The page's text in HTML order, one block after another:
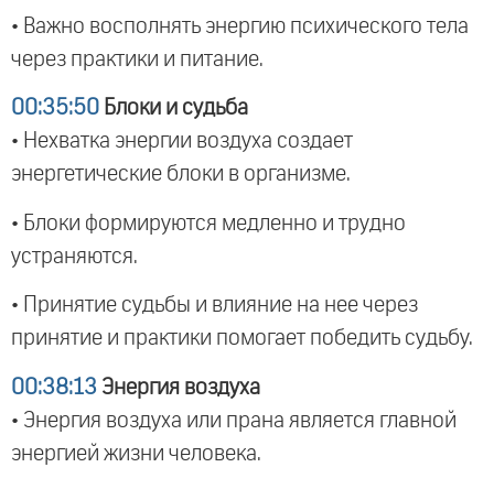
• Важно восполнять энергию психического тела
через практики и питание.
00:35:50 Блоки и судьба
• Нехватка энергии воздуха создает
энергетические блоки в организме.
• Блоки формируются медленно и трудно
устраняются.
• Принятие судьбы и влияние на нее через
принятие и практики помогает победить судьбу.
00:38:13 Энергия воздуха
• Энергия воздуха или прана является главной
энергией жизни человека.